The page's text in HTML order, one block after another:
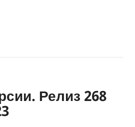
Релиз 268